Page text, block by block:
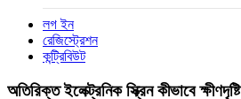
লগ ইন
রেজিস্ট্রেশন
কন্ট্রিবিউট
অতিরিক্ত ইলেক্ট্রনিক স্ক্রিন কীভাবে